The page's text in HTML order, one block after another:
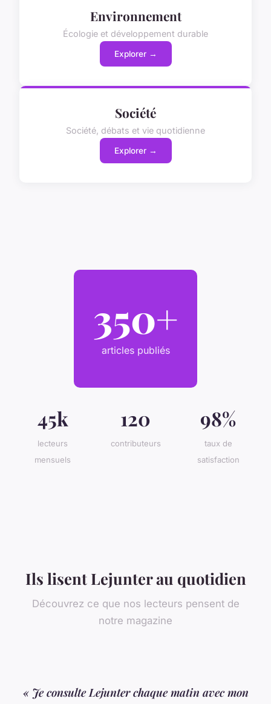
Environnement
Écologie et développement durable
Explorer →
Société
Société, débats et vie quotidienne
Explorer →
350+
articles publiés
45k
lecteurs
mensuels
120
contributeurs
98%
taux de
satisfaction
Ils lisent Lejunter au quotidien
Découvrez ce que nos lecteurs pensent de
notre magazine
« Je consulte Lejunter chaque matin avec mon